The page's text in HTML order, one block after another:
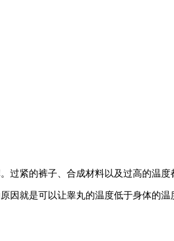
过紧的裤子、合成材料以及过高的温
因就是可以让睾丸的温度低于身体的温